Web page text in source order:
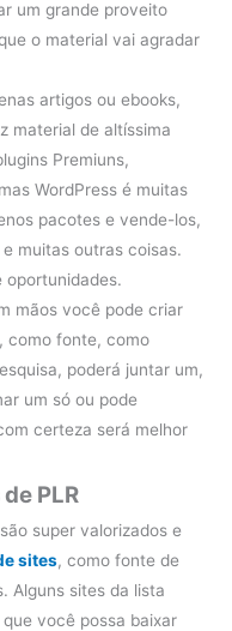
um grande proveito
o material vai agradar
artigos ou ebooks,
material de altíssima
Premiuns,
WordPress é muitas
pacotes e vende-los,
e muitas outras coisas.
oportunidades.
mãos você pode criar
como fonte, como
poderá juntar um,
um só ou pode
certeza será melhor
PLR
super valorizados e
sites, como fonte de
Alguns sites da lista
você possa baixar